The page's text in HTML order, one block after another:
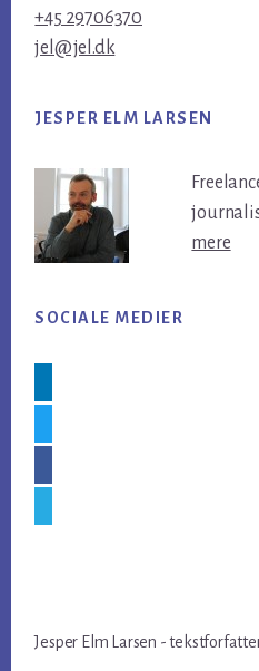
+45 29706370
jel@jel.dk
JESPER ELM LARSEN
mere
SOCIALE MEDIER
Jesper Elm Larsen -